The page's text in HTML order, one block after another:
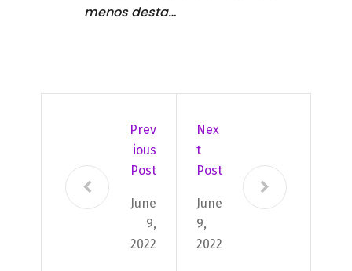
menos desta…
Prev
Ious
Post
June
9,
2022
Nex
T
Post
June
9,
2022